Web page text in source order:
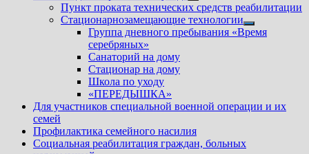
Показать
подменю
Пункт проката технических средств реабилитации
Стационарнозамещающие технологии
Показать
подменю
Группа дневного пребывания «Время
серебряных»
Санаторий на дому
Стационар на дому
Школа по уходу
«ПЕРЕДЫШКА»
Для участников специальной военной операции и их
семей
Профилактика семейного насилия
Социальная реабилитация граждан, больных